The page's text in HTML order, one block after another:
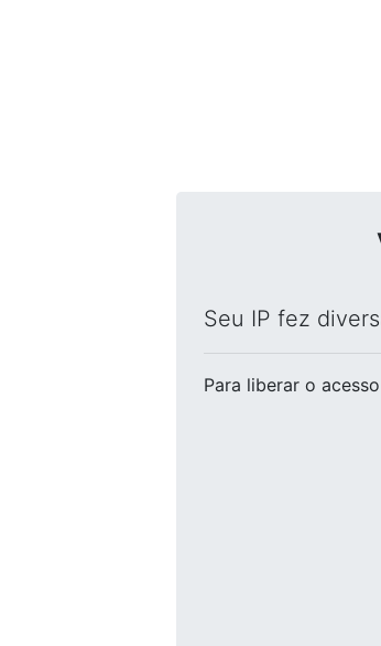
Seu IP fez
Para liberar o acesso